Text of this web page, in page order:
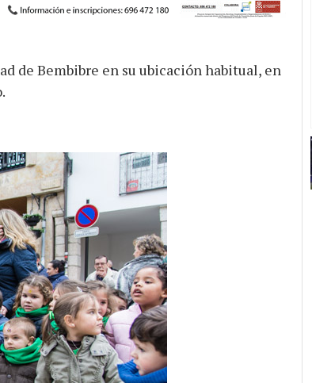
de Bembibre en su ubicación habitual, en